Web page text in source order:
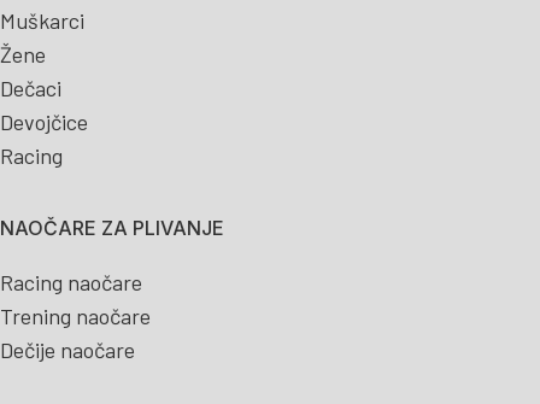
Muškarci
Žene
Dečaci
Devojčice
Racing
NAOČARE ZA PLIVANJE
Racing naočare
Trening naočare
Dečije naočare